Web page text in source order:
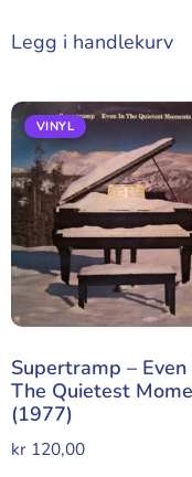
Legg i handlekurv
VINYL
Supertramp – Even
The Quietest
(1977)
kr 120,00